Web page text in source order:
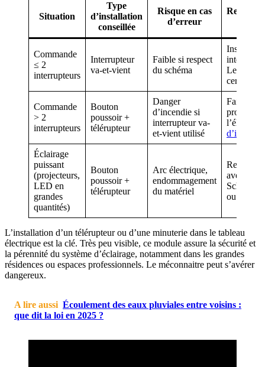
Situation
Type
d’installation
conseillée
Risque en cas
d’erreur
Commande
≤ 2
interrupteurs
Interrupteur
va-et-vient
Faible si respect
du schéma
Installer
Legrand
certifié
Commande
> 2
interrupteurs
Bouton
poussoir +
télérupteur
Danger
d’incendie si
interrupteur va-
et-vient utilisé
Faire
d’infos
Éclairage
puissant
(projecteurs,
LED en
grandes
quantités)
Bouton
poussoir +
télérupteur
Arc électrique,
endommagement
du matériel
avec
ou Hager
L’installation d’un télérupteur ou d’une minuterie dans le tableau
électrique est la clé. Très peu visible, ce module assure la sécurité et
la pérennité du système d’éclairage, notamment dans les grandes
résidences ou espaces professionnels. Le méconnaitre peut s’avérer
dangereux.
A lire aussi Écoulement des eaux pluviales entre voisins :
que dit la loi en 2025 ?